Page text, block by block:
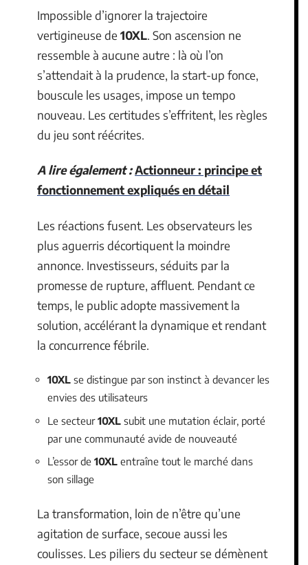
Impossible d’ignorer la trajectoire
vertigineuse de 10XL. Son ascension ne
ressemble à aucune autre : là où l’on
s’attendait à la prudence, la start-up fonce,
bouscule les usages, impose un tempo
nouveau. Les certitudes s’effritent, les règles
du jeu sont réécrites.
A lire également :Actionneur : principe et
fonctionnement expliqués en détail
Les réactions fusent. Les observateurs les
plus aguerris décortiquent la moindre
annonce. Investisseurs, séduits par la
promesse de rupture, affluent. Pendant ce
temps, le public adopte massivement la
solution, accélérant la dynamique et rendant
la concurrence fébrile.
10XL se distingue par son instinct à devancer les
envies des utilisateurs
Le secteur10XL subit une mutation éclair, porté
par une communauté avide de nouveauté
L’essor de 10XL entraîne tout le marché dans
son sillage
La transformation, loin de n’être qu’une
agitation de surface, secoue aussi les
coulisses. Les piliers du secteur se démènent